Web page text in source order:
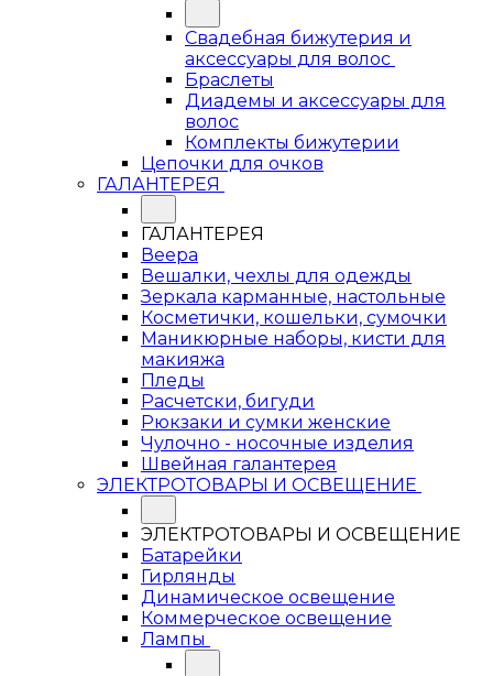
Свадебная бижутерия и
аксессуары для волос
Браслеты
Диадемы и аксессуары для
волос
Комплекты бижутерии
Цепочки для очков
ГАЛАНТЕРЕЯ
ГАЛАНТЕРЕЯ
Веера
Вешалки, чехлы для одежды
Зеркала карманные, настольные
Косметички, кошельки, сумочки
Маникюрные наборы, кисти для
макияжа
Пледы
Расчетски, бигуди
Рюкзаки и сумки женские
Чулочно - носочные изделия
Швейная галантерея
ЭЛЕКТРОТОВАРЫ И ОСВЕЩЕНИЕ
ЭЛЕКТРОТОВАРЫ И ОСВЕЩЕНИЕ
Батарейки
Гирлянды
Динамическое освещение
Коммерческое освещение
Лампы